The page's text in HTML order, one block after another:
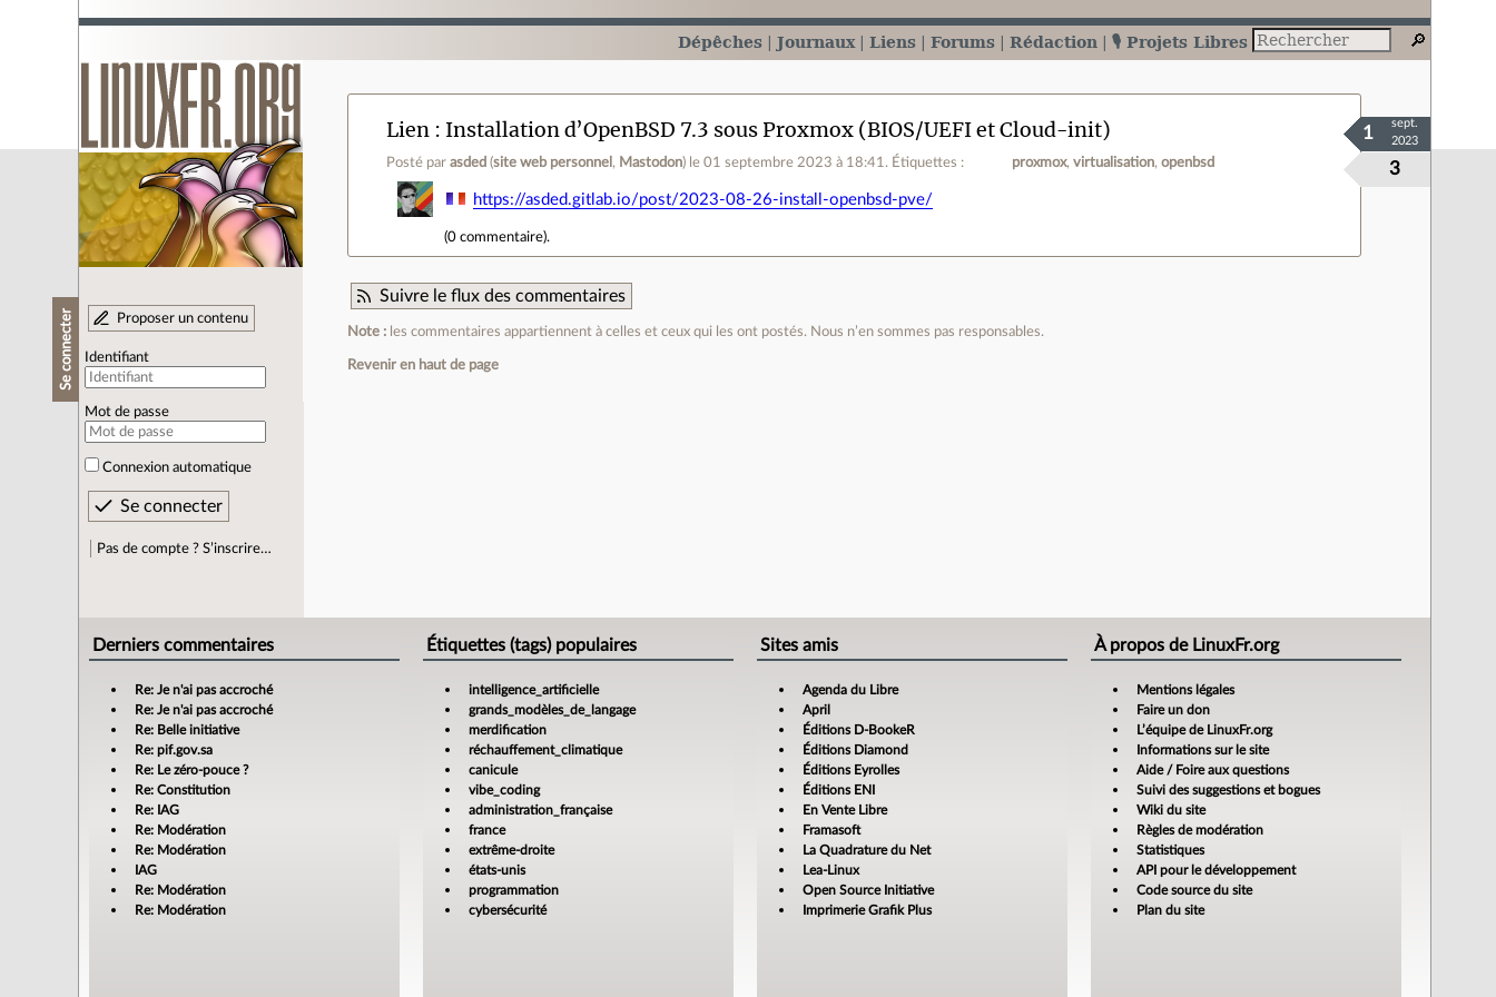
Dépêches Journaux Liens Forums Rédaction 🎙️ Projets Libres
Se connecter Proposer un contenu
Identifiant
Mot de passe
Connexion automatique
Pas de compte ? S’inscrire…
Lien Installation d’OpenBSD 7.3 sous Proxmox (BIOS/UEFI et Cloud-init)
Posté parasded (site web personnel , Mastodon) le 01 septembre 2023 à 18:41 . Étiquettes : proxmox virtualisation openbsd 3
1
sept.
2023
https://asded.gitlab.io/post/2023-08-26-install-openbsd-pve/
(0 commentaire).
Suivre le flux des commentaires
Note : les commentaires appartiennent à celles et ceux qui les ont postés. Nous n’en sommes pas responsables.
Revenir en haut de page
Derniers commentaires
Re: Je n'ai pas accroché
Re: Je n'ai pas accroché
Re: Belle initiative
Re: pif.gov.sa
Re: Le zéro-pouce ?
Re: Constitution
Re: IAG
Re: Modération
Re: Modération
IAG
Re: Modération
Re: Modération
Étiquettes (tags) populaires
intelligence_artificielle
grands_modèles_de_langage
merdification
réchauffement_climatique
canicule
vibe_coding
administration_française
france
extrême-droite
états-unis
programmation
cybersécurité
Sites amis
Agenda du Libre
April
Éditions D-BookeR
Éditions Diamond
Éditions Eyrolles
Éditions ENI
En Vente Libre
Framasoft
La Quadrature du Net
Lea-Linux
Open Source Initiative
Imprimerie Grafik Plus
À propos de LinuxFr.org
Mentions légales
Faire un don
L’équipe de LinuxFr.org
Informations sur le site
Aide / Foire aux questions
Suivi des suggestions et bogues
Wiki du site
Règles de modération
Statistiques
API pour le développement
Code source du site
Plan du site